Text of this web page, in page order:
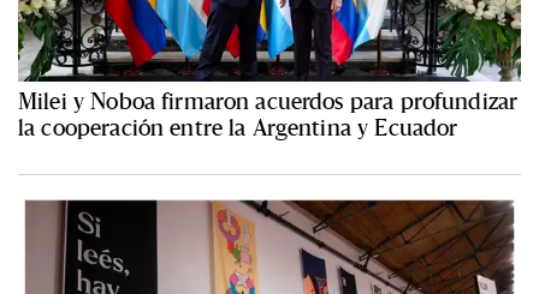
Milei y Noboa firmaron acuerdos para profundizar
la cooperación entre la Argentina y Ecuador